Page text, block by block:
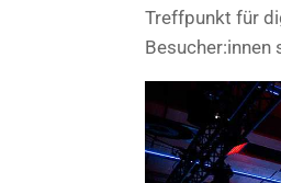
Treffpunkt für
Besucher:innen